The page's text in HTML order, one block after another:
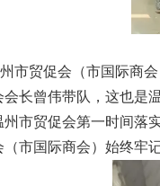
市贸促会（市国际商
长曾伟带队，这也是
州市贸促会第一时间落
市国际商会）始终牢